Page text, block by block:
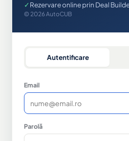
✓ Rezervare online prin Deal
© 2026 AutoCUB
Autentificare
Email
Parolă